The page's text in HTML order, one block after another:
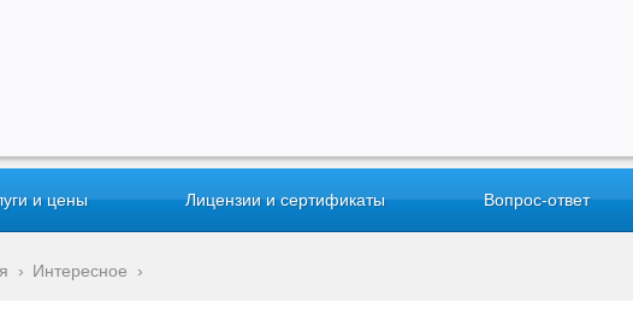
и цены Лицензии и сертификаты Вопрос-ответ
› Интересное ›